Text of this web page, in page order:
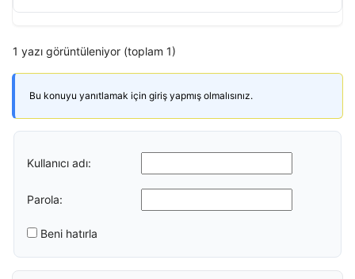
1 yazı görüntüleniyor (toplam 1)
Bu konuyu yanıtlamak için giriş yapmış olmalısınız.
Kullanıcı adı:
Parola:
Beni hatırla